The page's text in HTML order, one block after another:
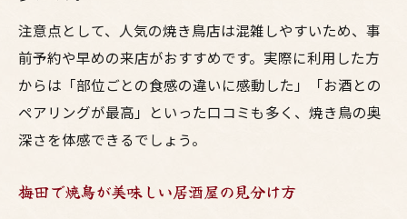
注意点として、人気の焼き鳥店は混雑しやすいため、事
前予約や早めの来店がおすすめです。実際に利用した方
からは「部位ごとの食感の違いに感動した」「お酒との
ペアリングが最高」といった口コミも多く、焼き鳥の奥
深さを体感できるでしょう。
梅田で焼鳥が美味しい居酒屋の見分け方